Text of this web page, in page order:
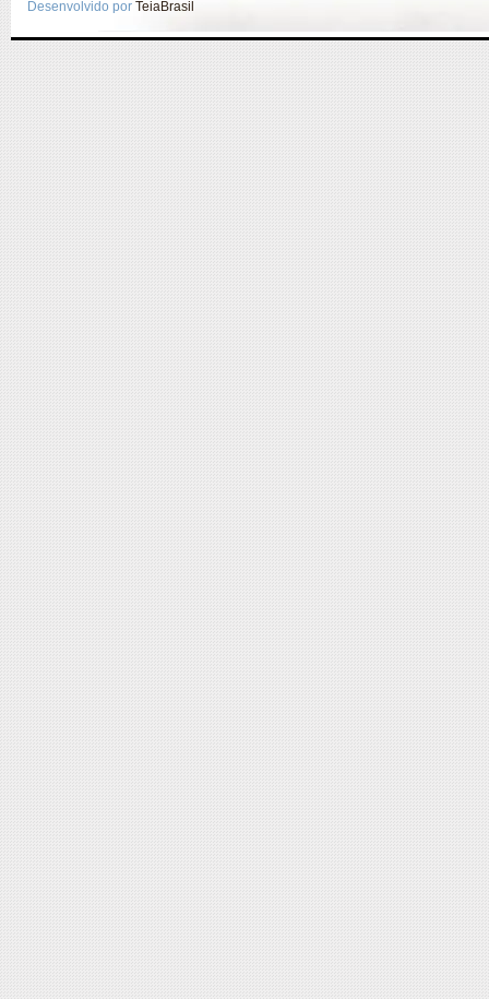
Desenvolvido por TeiaBrasil